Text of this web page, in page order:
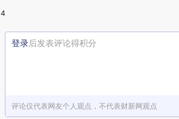
4
登录后发表评论得积分
评论仅代表网友个人观点，不代表财新网观点